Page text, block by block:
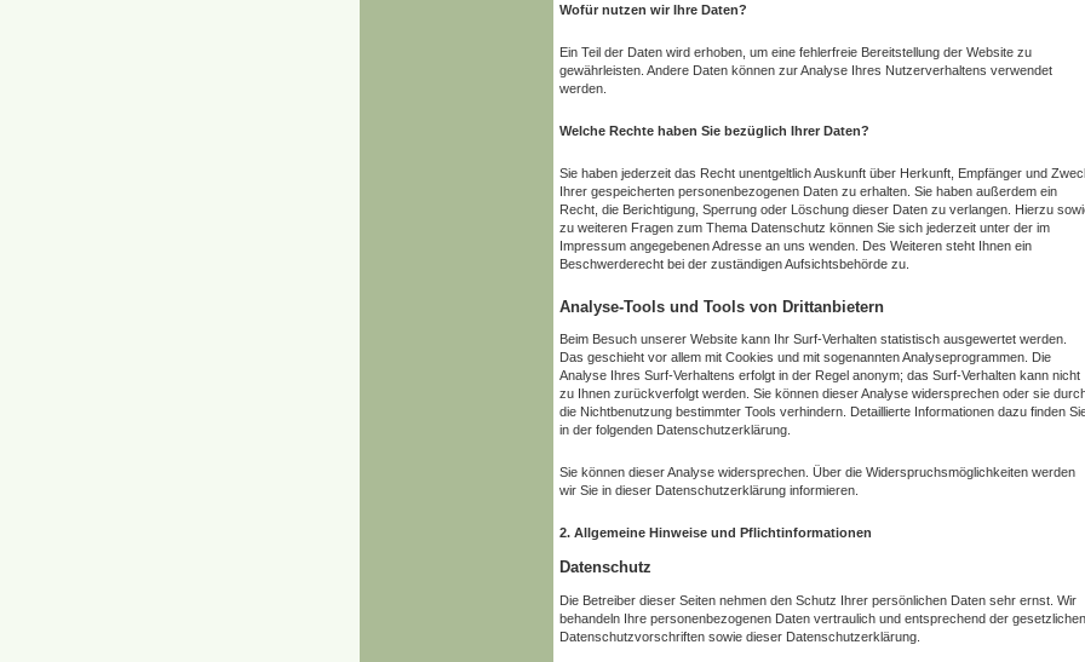
Wofür nutzen wir Ihre Daten?
Ein Teil der Daten wird erhoben, um eine fehlerfreie Bereitstellung der Website zu
gewährleisten. Andere Daten können zur Analyse Ihres Nutzerverhaltens verwendet
werden.
Welche Rechte haben Sie bezüglich Ihrer Daten?
Sie haben jederzeit das Recht unentgeltlich Auskunft über Herkunft, Empfänger und
Ihrer gespeicherten personenbezogenen Daten zu erhalten. Sie haben außerdem ein
Recht, die Berichtigung, Sperrung oder Löschung dieser Daten zu verlangen. Hierzu
zu weiteren Fragen zum Thema Datenschutz können Sie sich jederzeit unter der im
Impressum angegebenen Adresse an uns wenden. Des Weiteren steht Ihnen ein
Beschwerderecht bei der zuständigen Aufsichtsbehörde zu.
Analyse-Tools und Tools von Drittanbietern
Beim Besuch unserer Website kann Ihr Surf-Verhalten statistisch ausgewertet werden.
Das geschieht vor allem mit Cookies und mit sogenannten Analyseprogrammen. Die
Analyse Ihres Surf-Verhaltens erfolgt in der Regel anonym; das Surf-Verhalten kann nicht
zu Ihnen zurückverfolgt werden. Sie können dieser Analyse widersprechen oder sie
die Nichtbenutzung bestimmter Tools verhindern. Detaillierte Informationen dazu finden
in der folgenden Datenschutzerklärung.
Sie können dieser Analyse widersprechen. Über die Widerspruchsmöglichkeiten werden
wir Sie in dieser Datenschutzerklärung informieren.
2. Allgemeine Hinweise und Pflichtinformationen
Datenschutz
Die Betreiber dieser Seiten nehmen den Schutz Ihrer persönlichen Daten sehr ernst. Wir
behandeln Ihre personenbezogenen Daten vertraulich und entsprechend der gesetzlichen
Datenschutzvorschriften sowie dieser Datenschutzerklärung.